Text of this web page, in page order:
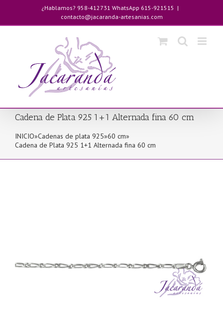
contenido
¿Hablamos? 958-412731 WhatsApp 615-921515 |
contacto@jacaranda-artesanias.com
Cadena de Plata 925 1+1 Alternada fina 60 cm
INICIO»Cadenas de plata 925»60 cm»
Cadena de Plata 925 1+1 Alternada fina 60 cm